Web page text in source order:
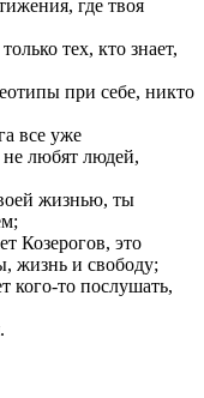
где твоя
тех, кто знает,
при себе, никто
все уже
не любят людей,
жизнью, ты
Козерогов, это
жизнь и свободу;
кого-то послушать,